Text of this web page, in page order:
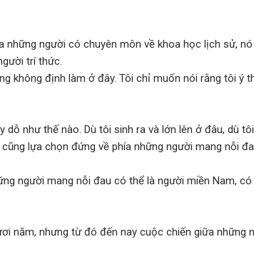
những người có chuyên môn về khoa học lịch sử,
trí thức.
không định làm ở đây. Tôi chỉ muốn nói rằng tôi ý
như thế nào. Dù tôi sinh ra và lớn lên ở đâu, dù
lựa chọn đứng về phía những người mang nỗi
người mang nỗi đau có thể là người miền Nam,
năm, nhưng từ đó đến nay cuộc chiến giữa những